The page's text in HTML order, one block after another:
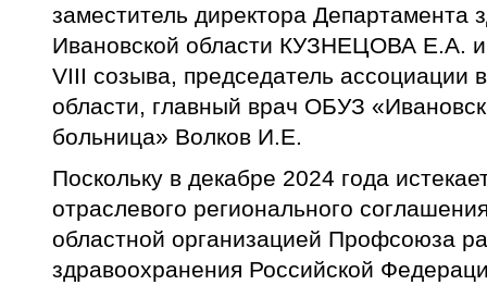
заместитель директора Департамента
Ивановской области КУЗНЕЦОВА Е.А.
VIII созыва, председатель ассоциации
области, главный врач ОБУЗ
больница» Волков И.Е.
Поскольку в декабре 2024 года
отраслевого регионального
областной организацией Профсоюза
здравоохранения Российской